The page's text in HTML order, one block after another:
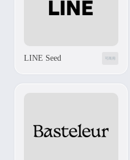
LINE Seed 可商用